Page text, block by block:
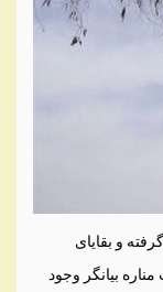
و بقایای
بیانگر وجود